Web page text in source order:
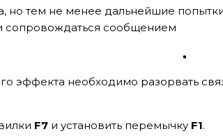
но тем не менее дальнейшие
сопровождаться сообщением
эффекта необходимо разорвать
F7 и установить перемычку F1.